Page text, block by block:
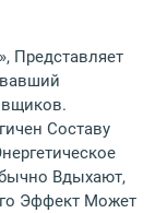
Представляет
Составу
Вдыхают,
Эффект Может